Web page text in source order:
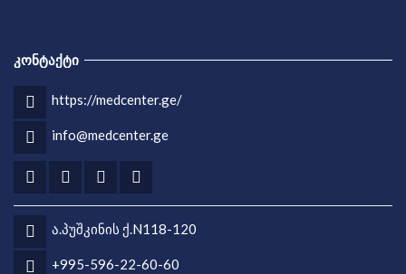
ᲙᲝᲜᲢᲐᲥᲢᲘ
https://medcenter.ge/
info@medcenter.ge
ა.პუშკინის ქ.N118-120
+995-596-22-60-60